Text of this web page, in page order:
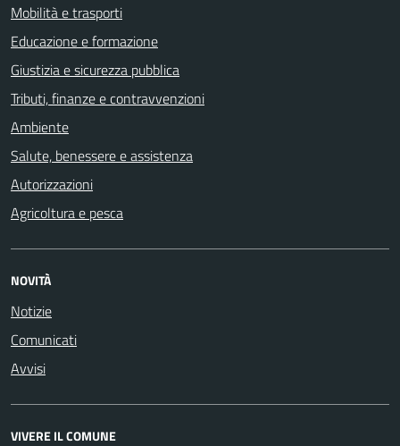
Mobilità e trasporti
Educazione e formazione
Giustizia e sicurezza pubblica
Tributi, finanze e contravvenzioni
Ambiente
Salute, benessere e assistenza
Autorizzazioni
Agricoltura e pesca
NOVITÀ
Notizie
Comunicati
Avvisi
VIVERE IL COMUNE